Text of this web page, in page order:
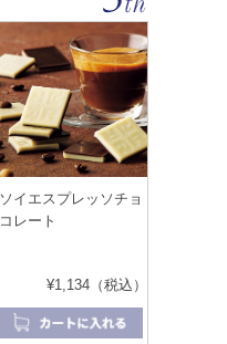
ソイエスプレッソチョ
コレート
¥1,134（税込）